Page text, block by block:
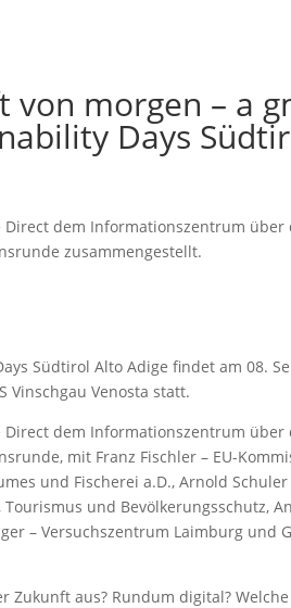
von morgen – a
Days
dem Informationszentrum über
zusammengestellt.
Südtirol Alto Adige findet am 08.
Vinschgau Venosta statt.
dem Informationszentrum über
mit Franz Fischler – EU-
und Fischerei a.D., Arnold
und Bevölkerungsschutz,
– Versuchszentrum Laimburg und
Zukunft aus? Rundum digital?